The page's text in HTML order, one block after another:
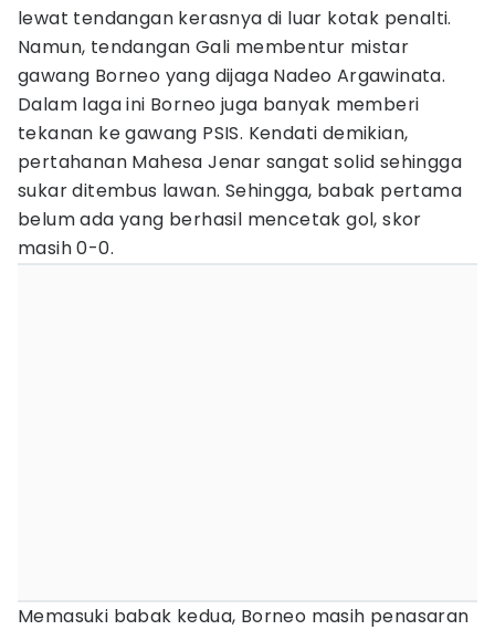
lewat tendangan kerasnya di luar kotak penalti.
Namun, tendangan Gali membentur mistar
gawang Borneo yang dijaga Nadeo Argawinata.
Dalam laga ini Borneo juga banyak memberi
tekanan ke gawang PSIS. Kendati demikian,
pertahanan Mahesa Jenar sangat solid sehingga
sukar ditembus lawan. Sehingga, babak pertama
belum ada yang berhasil mencetak gol, skor
masih 0-0.
Memasuki babak kedua, Borneo masih penasaran